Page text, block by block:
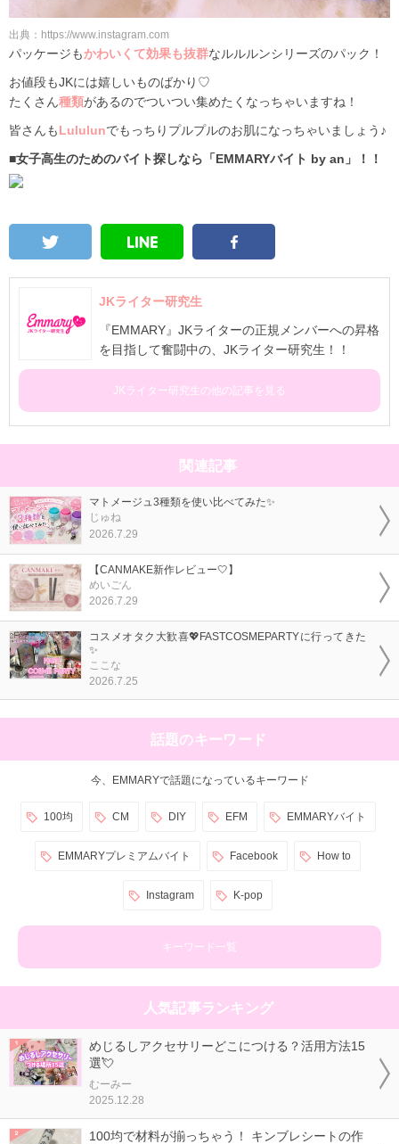
出典：https://www.instagram.com
パッケージもかわいくて効果も抜群なルルルンシリーズのパック！
お値段もJKには嬉しいものばかり♡
たくさん種類があるのでついつい集めたくなっちゃいますね！
皆さんもLululunでもっちりプルプルのお肌になっちゃいましょう♪
■女子高生のためのバイト探しなら「EMMARYバイト by an」！！
JKライター研究生
『EMMARY』JKライターの正規メンバーへの昇格
を目指して奮闘中の、JKライター研究生！！
JKライター研究生の他の記事を見る
関連記事
マトメージュ3種類を使い比べてみた✨
じゅね
2026.7.29
【CANMAKE新作レビュー🤍】
めいごん
2026.7.29
コスメオタク大歓喜💖FASTCOSMEPARTYに行ってきた
✨
ここな
2026.7.25
話題のキーワード
今、EMMARYで話題になっているキーワード
100均 CM DIY EFM EMMARYバイト
EMMARYプレミアムバイト Facebook How to
Instagram K-pop
キーワード一覧
人気記事ランキング
めじるしアクセサリーどこにつける？活用方法15
選💘
むーみー
2025.12.28
100均で材料が揃っちゃう！ キンブレシートの作